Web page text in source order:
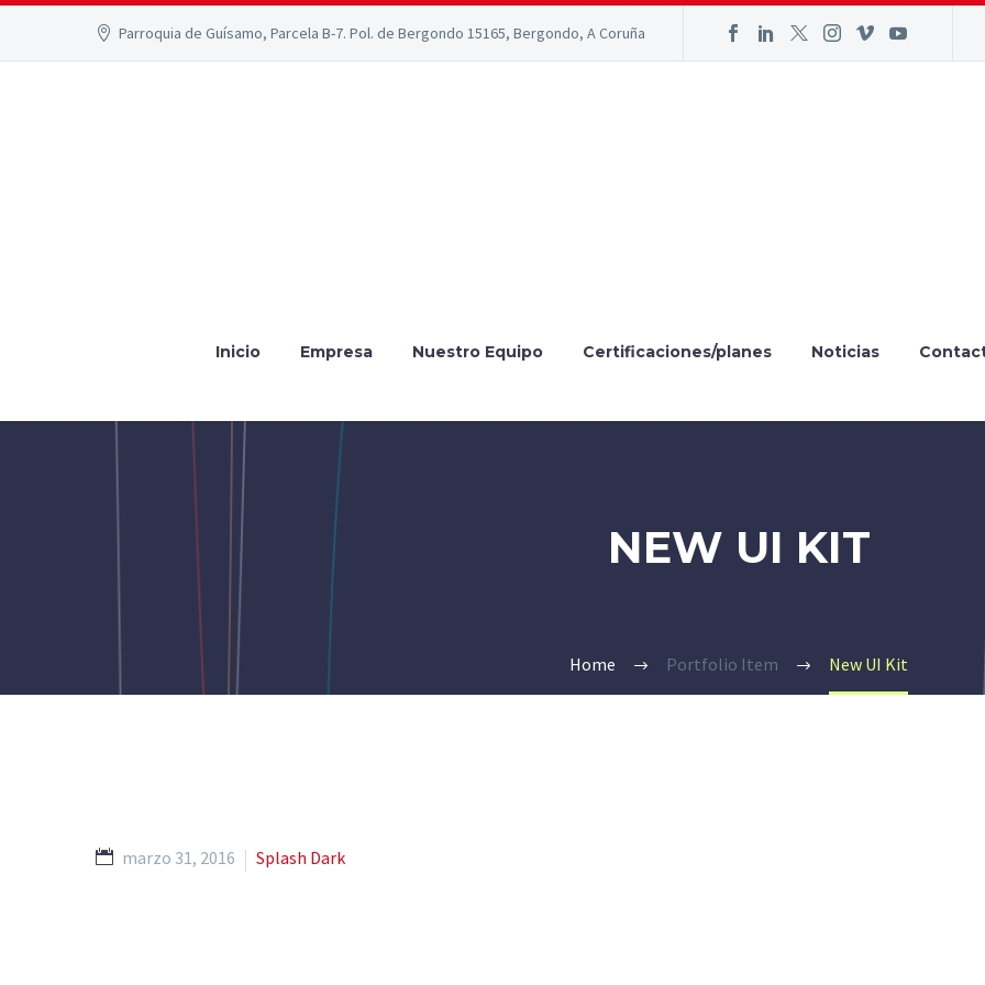
Parroquia de Guísamo, Parcela B-7. Pol. de Bergondo 15165, Bergondo, A Coruña
Inicio Empresa Nuestro Equipo Certificaciones/planes Noticias
NEW UI KIT
Home Portfolio Item New UI Kit
marzo 31, 2016 Splash Dark